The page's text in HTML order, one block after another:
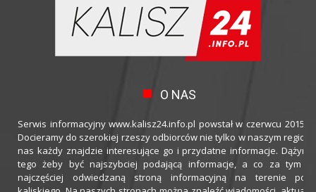
O NAS
Serwis informacyjny www.kalisz24.info.pl powstał w czerwcu 2015
Docieramy do szerokiej rzeszy odbiorców nie tylko w naszym
nas każdy znajdzie interesujące go i przydatne informacje.
tego żeby być najszybciej podającą informacje, a co za tym
najczęściej odwiedzaną stroną informacyjną na terenie